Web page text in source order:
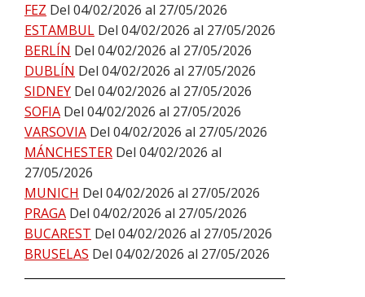
FEZ Del 04/02/2026 al 27/05/2026
ESTAMBUL Del 04/02/2026 al 27/05/2026
BERLÍN Del 04/02/2026 al 27/05/2026
DUBLÍN Del 04/02/2026 al 27/05/2026
SIDNEY Del 04/02/2026 al 27/05/2026
SOFIA Del 04/02/2026 al 27/05/2026
VARSOVIA Del 04/02/2026 al 27/05/2026
MÁNCHESTER Del 04/02/2026 al
27/05/2026
MUNICH Del 04/02/2026 al 27/05/2026
PRAGA Del 04/02/2026 al 27/05/2026
BUCAREST Del 04/02/2026 al 27/05/2026
BRUSELAS Del 04/02/2026 al 27/05/2026